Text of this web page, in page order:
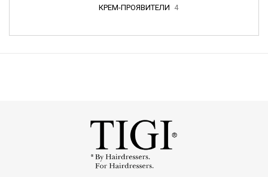
КРЕМ-ПРОЯВИТЕЛИ 4